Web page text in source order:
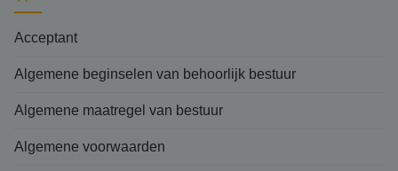
Acceptant
Algemene beginselen van behoorlijk bestuur
Algemene maatregel van bestuur
Algemene voorwaarden